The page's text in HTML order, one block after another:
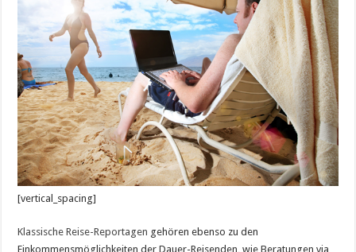
[vertical_spacing]
Klassische Reise-Reportagen gehören ebenso zu den
Einkommensmöglichkeiten der Dauer-Reisenden, wie Beratungen via